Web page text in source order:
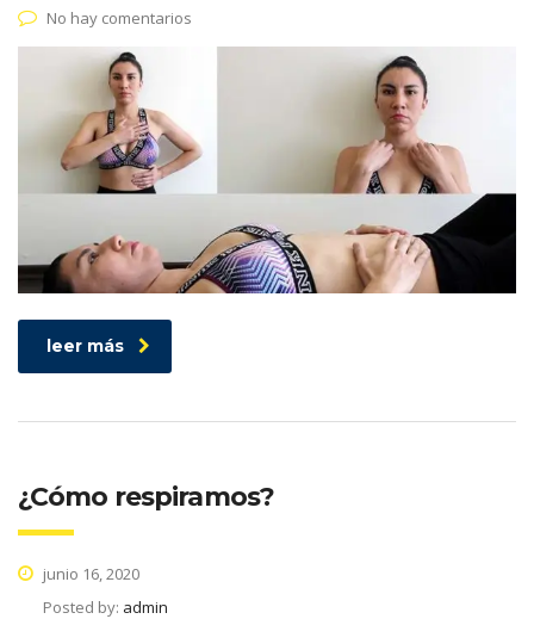
No hay comentarios
leer más
¿Cómo respiramos?
junio 16, 2020
Posted by: admin